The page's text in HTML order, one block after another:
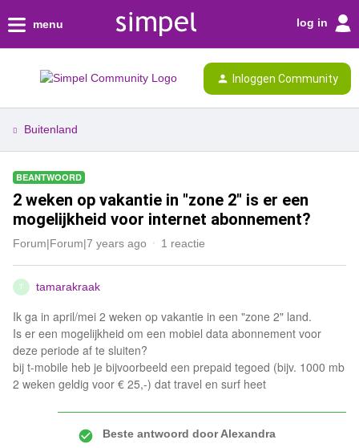
menu log in
Inloggen Community
Buitenland
BEANTWOORD
2 weken op vakantie in "zone 2" is er een
mogelijkheid voor internet abonnement?
Forum|Forum|7 years ago 1 reactie
T tamarakraak
Ik ga in april/mei 2 weken op vakantie in een "zone 2" land.
Is er een mogelijkheid om een mobiel data abonnement voor
deze periode af te sluiten?
bij t-mobile heb je bijvoorbeeld een prepaid tegoed (bijv. 1000 mb
2 weken geldig voor € 25,-) dat travel en surf heet
Beste antwoord doorAlexandra